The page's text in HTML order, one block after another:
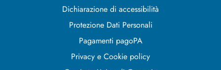
Dichiarazione di accessibilità
Protezione Dati Personali
Pagamenti pagoPA
Privacy e Cookie policy